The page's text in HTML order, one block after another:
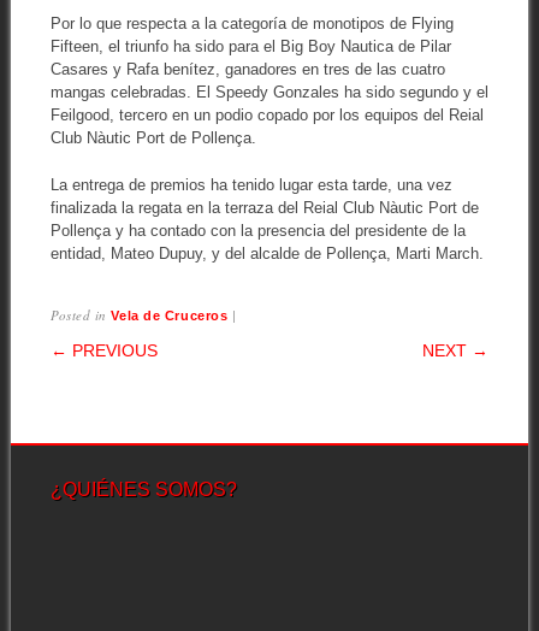
Por lo que respecta a la categoría de monotipos de Flying
Fifteen, el triunfo ha sido para el Big Boy Nautica de Pilar
Casares y Rafa benítez, ganadores en tres de las cuatro
mangas celebradas. El Speedy Gonzales ha sido segundo y el
Feilgood, tercero en un podio copado por los equipos del Reial
Club Nàutic Port de Pollença.
La entrega de premios ha tenido lugar esta tarde, una vez
finalizada la regata en la terraza del Reial Club Nàutic Port de
Pollença y ha contado con la presencia del presidente de la
entidad, Mateo Dupuy, y del alcalde de Pollença, Marti March.
Posted inVela de Cruceros |
POST NAVIGATION
← PREVIOUS NEXT →
¿QUIÉNES SOMOS?